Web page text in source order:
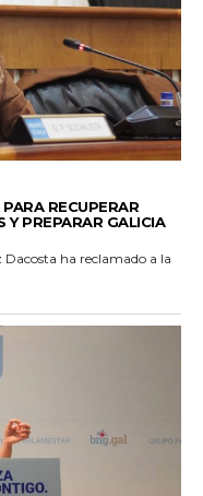
RECUPERAR
Y PREPARAR GALICIA
ha reclamado a la